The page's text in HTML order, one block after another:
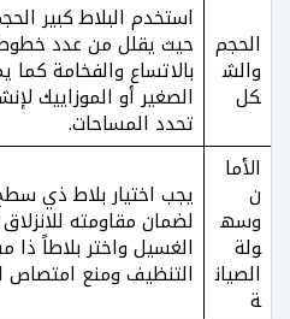
الحجم
والش
كل
استخدم البلاط كبير
حيث يقلل من عدد خطوط
بالاتساع والفخامة كما
الصغير أو الموزاييك
تحدد المساحات.
الأما
ن
وسه
ولة
الصيان
ة
يجب اختيار بلاط ذي
لضمان مقاومته
الغسيل واختر بلاطاً
التنظيف ومنع امتصاص